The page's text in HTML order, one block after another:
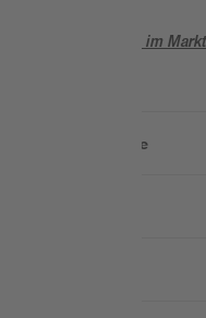
Abholung im
Wissen & Service